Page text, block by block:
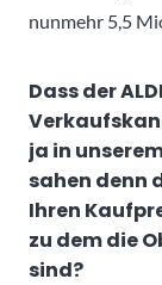
nunmehr 5,5
Dass der
ja in
sahen denn
Ihren
zu dem die
sind?